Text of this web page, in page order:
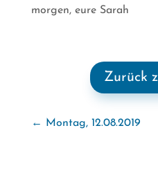
morgen, eure Sarah
Zurück
← Montag, 12.08.2019